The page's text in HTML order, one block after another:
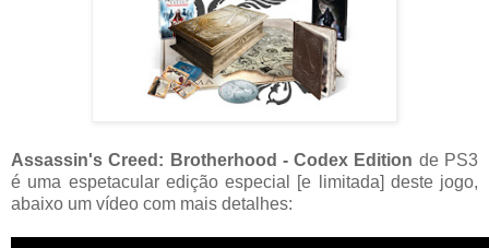
Assassin's Creed: Brotherhood - Codex Edition de PS3
é uma espetacular edição especial [e limitada] deste jogo,
abaixo um vídeo com mais detalhes: